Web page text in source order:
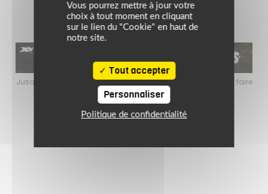
2026, profitez de l’ambiance estivale pour faire
de bons plans sur l’équipement motard !
Jusqu’au 24 août
Vous pourrez mettre à jour votre
choix à tout moment en cliquant
sur le lien du "Cookie" en haut de
notre site.
Tout accepter
Personnaliser
Politique de confidentialité